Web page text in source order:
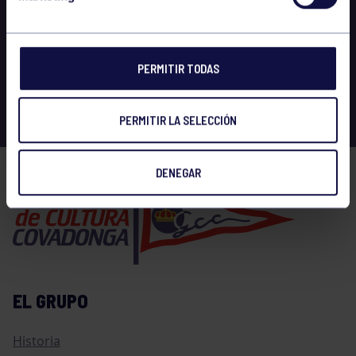
PERMITIR TODAS
PERMITIR LA SELECCIÓN
DENEGAR
EL GRUPO
Historia